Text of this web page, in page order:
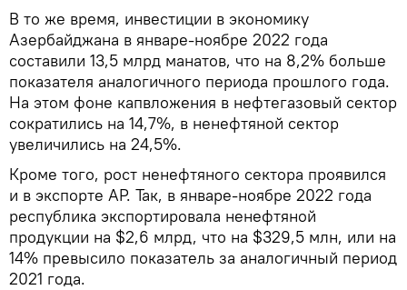
В то же время, инвестиции в экономику
Азербайджана в январе-ноябре 2022 года
составили 13,5 млрд манатов, что на 8,2% больше
показателя аналогичного периода прошлого года.
На этом фоне капвложения в нефтегазовый сектор
сократились на 14,7%, в ненефтяной сектор
увеличились на 24,5%.
Кроме того, рост ненефтяного сектора проявился
и в экспорте АР. Так, в январе-ноябре 2022 года
республика экспортировала ненефтяной
продукции на $2,6 млрд, что на $329,5 млн, или на
14% превысило показатель за аналогичный период
2021 года.